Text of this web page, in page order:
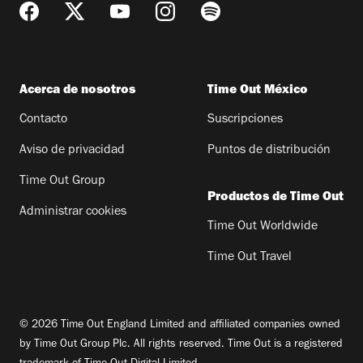
Acerca de nosotros
Contacto
Aviso de privacidad
Time Out Group
Administrar cookies
Time Out México
Suscripciones
Puntos de distribución
Productos de Time Out
Time Out Worldwide
Time Out Travel
© 2026 Time Out England Limited and affiliated companies owned
by Time Out Group Plc. All rights reserved. Time Out is a registered